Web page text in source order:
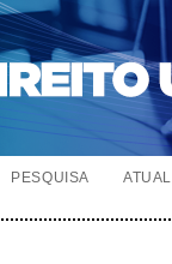
PESQUISA ATUAL